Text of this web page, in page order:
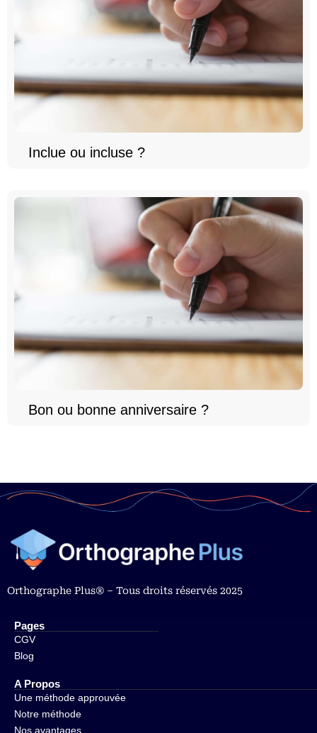
Inclue ou incluse ?
Bon ou bonne anniversaire ?
Orthographe Plus® – Tous droits réservés 2025
Pages
CGV
Blog
A Propos
Une méthode approuvée
Notre méthode
Nos avantages